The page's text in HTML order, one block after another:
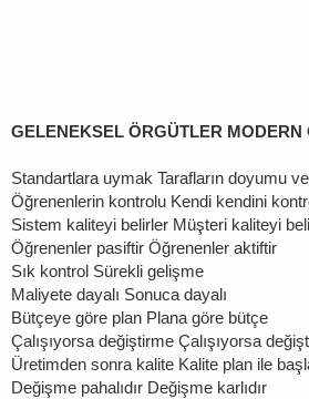
GELENEKSEL ÖRGÜTLER MODERN
Standartlara uymak Tarafların doyumu ve
Öğrenenlerin kontrolu Kendi kendini
Sistem kaliteyi belirler Müşteri kaliteyi
Öğrenenler pasiftir Öğrenenler aktiftir
Sık kontrol Sürekli gelişme
Maliyete dayalı Sonuca dayalı
Bütçeye göre plan Plana göre bütçe
Çalışıyorsa değiştirme Çalışıyorsa
Üretimden sonra kalite Kalite plan ile
Değişme pahalıdır Değişme karlıdır